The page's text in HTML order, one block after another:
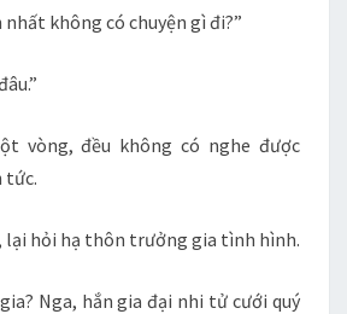
không có chuyện gì đi?”
vòng, đều không có nghe được
tức.
lại hỏi hạ thôn trưởng gia tình hình.
Nga, hắn gia đại nhi tử cưới quý